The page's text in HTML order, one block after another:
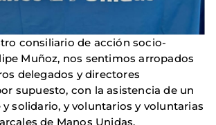
consiliario de acción socio-
Muñoz, nos sentimos arropados
delegados y directores
supuesto, con la asistencia de un
solidario, y voluntarios y voluntarias
de Manos Unidas.